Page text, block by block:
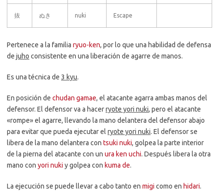
抜 ぬき nuki Escape
Pertenece a la familia ryuo-ken, por lo que una habilidad de defensa
de juho consistente en una liberación de agarre de manos.
Es una técnica de 3 kyu.
En posición de chudan gamae, el atacante agarra ambas manos del
defensor. El defensor va a hacerryote yori nuki, pero el atacante
«rompe» el agarre, llevando la mano delantera del defensor abajo
para evitar que pueda ejecutar el ryote yori nuki. El defensor se
libera de la mano delantera con tsuki nuki, golpea la parte interior
de la pierna del atacante con un ura ken uchi. Después libera la otra
mano con yori nuki y golpea con kuma de.
La ejecución se puede llevar a cabo tanto en migi como en hidari.